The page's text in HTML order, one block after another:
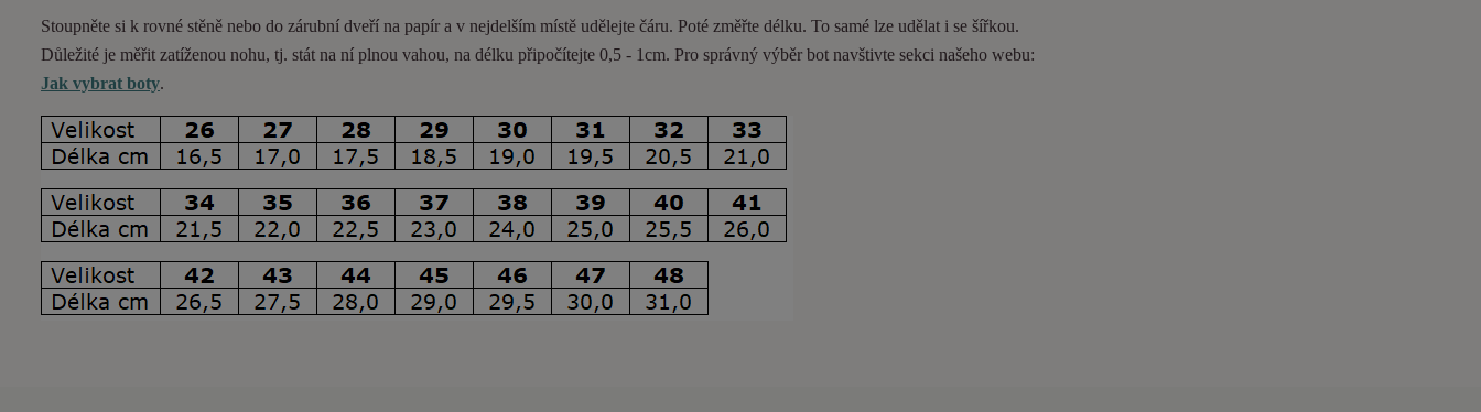
Stoupněte si k rovné stěně nebo do zárubní dveří na papír a v nejdelším místě udělejte čáru. Poté změřte délku. To samé lze udělat i se šířkou.
Důležité je měřit zatíženou nohu, tj. stát na ní plnou vahou, na délku připočítejte 0,5 - 1cm. Pro správný výběr bot navštivte sekci našeho webu:
Jak vybrat boty.